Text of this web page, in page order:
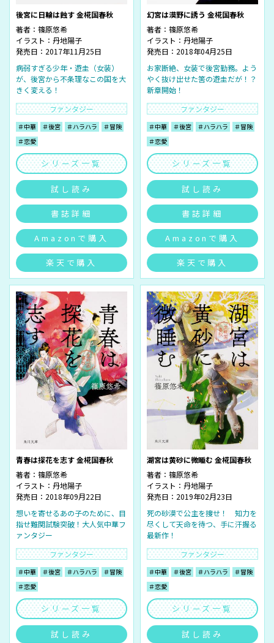
後宮に日輪は蝕す 金椛国春秋
著者： 篠原悠希
イラスト： 丹地陽子
発売日：2017年11月25日
病弱すぎる少年・遊圭（女装）
が、後宮から不条理なこの国を大
きく変える！
ファンタジー
＃中華 ＃後宮 ＃ハラハラ
＃冒険
＃恋愛
シリーズ一覧
試し読み
書誌詳細
Amazonで購入
楽天で購入
幻宮は漠野に誘う 金椛国春秋
著者： 篠原悠希
イラスト： 丹地陽子
発売日：2018年04月25日
お家断絶、女装で後宮勤務。よう
やく抜け出せた筈の遊圭だが！？
新章開始！
ファンタジー
＃中華 ＃後宮 ＃ハラハラ
＃冒険
＃恋愛
シリーズ一覧
試し読み
書誌詳細
Amazonで購入
楽天で購入
青春は探花を志す 金椛国春秋
著者： 篠原悠希
イラスト： 丹地陽子
発売日：2018年09月22日
想いを寄せるあの子のために、目
指せ難関試験突破！大人気中華フ
ァンタジー
ファンタジー
＃中華 ＃後宮 ＃ハラハラ
＃冒険
＃恋愛
シリーズ一覧
試し読み
湖宮は黄砂に微睡む 金椛国春秋
著者： 篠原悠希
イラスト： 丹地陽子
発売日：2019年02月23日
死の砂漠で公主を捜せ！ 知力を
尽くして天命を待つ、手に汗握る
最新作！
ファンタジー
＃中華 ＃後宮 ＃ハラハラ
＃冒険
＃恋愛
シリーズ一覧
試し読み